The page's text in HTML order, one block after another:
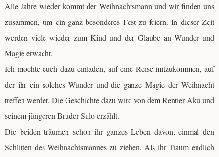
Alle Jahre wieder kommt der Weihnachtsmann und wir finden uns
zusammen, um ein ganz besonderes Fest zu feiern. In dieser Zeit
werden viele wieder zum Kind und der Glaube an Wunder und
Magie erwacht.
Ich möchte euch dazu einladen, auf eine Reise mitzukommen, auf
der ihr ein solches Wunder und die ganze Magie der Weihnacht
treffen werdet. Die Geschichte dazu wird von dem Rentier Aku und
seinem jüngeren Bruder Sulo erzählt.
Die beiden träumen schon ihr ganzes Leben davon, einmal den
Schlitten des Weihnachtsmannes zu ziehen. Als ihr Traum endlich